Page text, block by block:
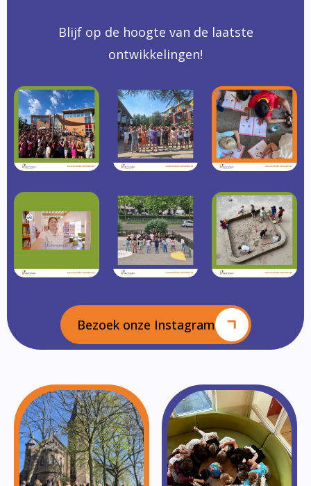
Blijf op de hoogte van de laatste
ontwikkelingen!
Bezoek onze Instagram